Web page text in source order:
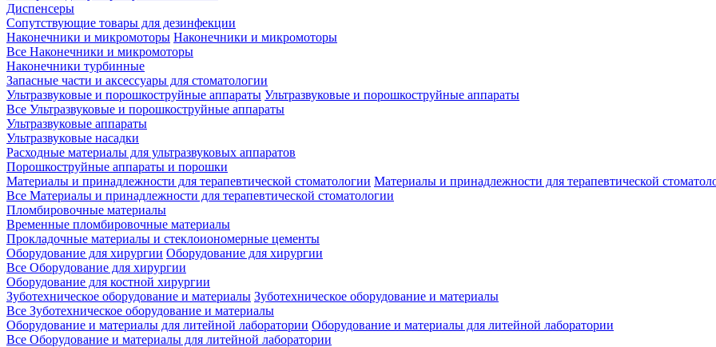
Диспенсеры
Сопутствующие товары для дезинфекции
Наконечники и микромоторы Наконечники и микромоторы
Все Наконечники и микромоторы
Наконечники турбинные
Запасные части и аксессуары для стоматологии
Ультразвуковые и порошкоструйные аппараты Ультразвуковые и порошкоструйные аппараты
Все Ультразвуковые и порошкоструйные аппараты
Ультразвуковые аппараты
Ультразвуковые насадки
Расходные материалы для ультразвуковых аппаратов
Порошкоструйные аппараты и порошки
Материалы и принадлежности для терапевтической стоматологии Материалы и принадлежности для терапевтической
Все Материалы и принадлежности для терапевтической стоматологии
Пломбировочные материалы
Временные пломбировочные материалы
Прокладочные материалы и стеклоиономерные цементы
Оборудование для хирургии Оборудование для хирургии
Все Оборудование для хирургии
Оборудование для костной хирургии
Зуботехническое оборудование и материалы Зуботехническое оборудование и материалы
Все Зуботехническое оборудование и материалы
Оборудование и материалы для литейной лаборатории Оборудование и материалы для литейной лаборатории
Все Оборудование и материалы для литейной лаборатории